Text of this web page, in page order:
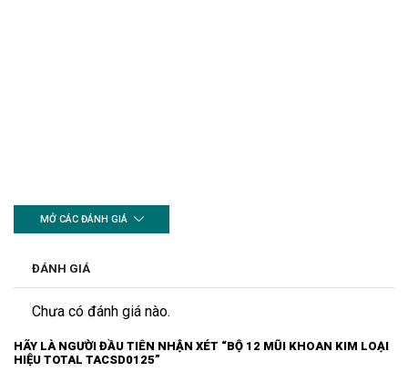
MỞ CÁC ĐÁNH GIÁ
ĐÁNH GIÁ
Chưa có đánh giá nào.
HÃY LÀ NGƯỜI ĐẦU TIÊN NHẬN XÉT “BỘ 12 MŨI KHOAN KIM LOẠI
HIỆU TOTAL TACSD0125”